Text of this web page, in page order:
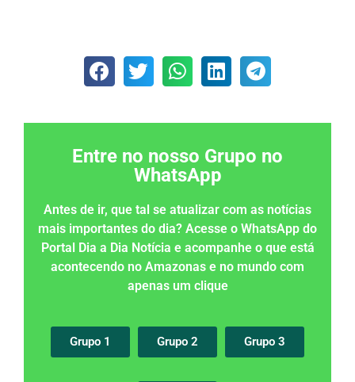
Entre no nosso Grupo no
WhatsApp
Antes de ir, que tal se atualizar com as notícias
mais importantes do dia? Acesse o WhatsApp do
Portal Dia a Dia Notícia e acompanhe o que está
acontecendo no Amazonas e no mundo com
apenas um clique
Grupo 1 Grupo 2 Grupo 3